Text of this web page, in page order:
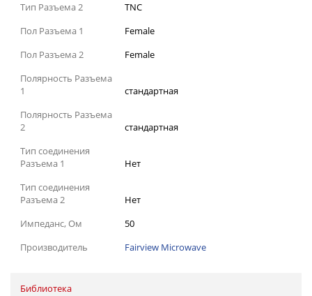
Тип Разъема 2
TNC
Пол Разъема 1
Female
Пол Разъема 2
Female
Полярность Разъема
1
стандартная
Полярность Разъема
2
стандартная
Тип соединения
Разъема 1
Нет
Тип соединения
Разъема 2
Нет
Импеданс, Ом
50
Производитель
Fairview Microwave
Библиотека